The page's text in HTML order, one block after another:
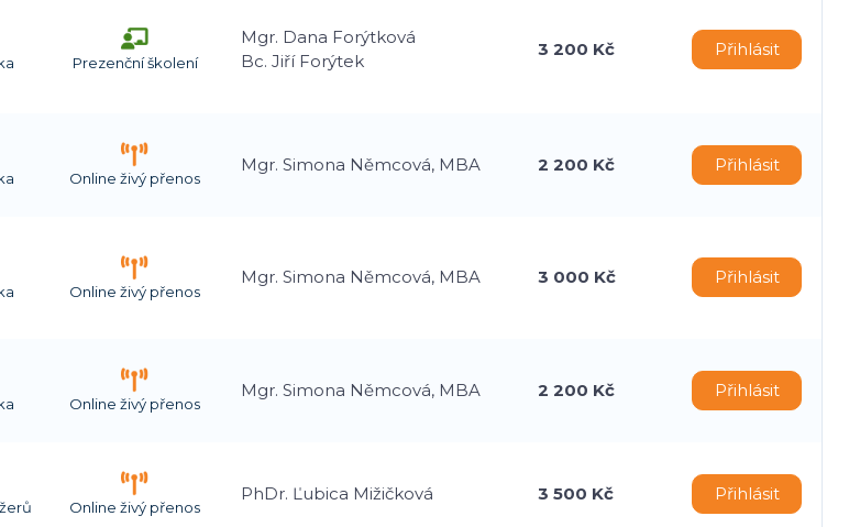
Prezenční školení
Mgr. Dana Forýtková
Bc. Jiří Forýtek
3 200 Kč Přihlásit
Online živý přenos
Mgr. Simona Němcová, MBA 2 200 Kč Přihlásit
Online živý přenos
Mgr. Simona Němcová, MBA 3 000 Kč Přihlásit
Online živý přenos
Mgr. Simona Němcová, MBA 2 200 Kč Přihlásit
Online živý přenos
PhDr. Ľubica Mižičková 3 500 Kč Přihlásit